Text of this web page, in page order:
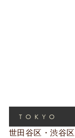
TOKYO
世田谷区・渋谷